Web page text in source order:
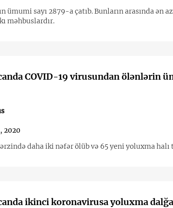
ümumi sayı 2879-a çatıb. Bunların arasında ən
məhbuslardır.
COVID-19 virusundan ölənlərin
2020
daha iki nəfər ölüb və 65 yeni yoluxma
ikinci koronavirusa yoluxma